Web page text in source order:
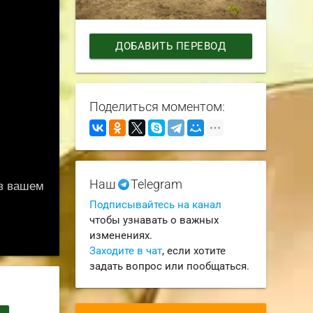
ДОБАВИТЬ ПЕРЕВОД
Поделиться моментом:
Наш Telegram
Подписывайтесь на канал
чтобы узнавать о важных
изменениях.
Заходите в чат, если хотите
задать вопрос или пообщаться.